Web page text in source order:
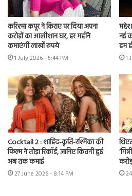
करिश्मा कपूर ने किराए पर दिया अपना
करोड़ों का आलीशान घर, हर महीने
कमाएंगी लाखों रुपये
1 July 2026 - 5:44 PM
महेश
नई
हम
1
Cocktail 2 : शाहिद-कृति-रश्मिका की
फिल्म ने तोड़ा रिकॉर्ड, जानिए कितनी हुई
अब तक कमाई
27 June 2026 - 8:14 PM